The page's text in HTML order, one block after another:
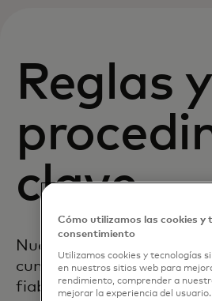
Reglas y
clave
Nuestras reglas y
cumplimiento promueven
fiable, sencillo
Cómo utilizamos las cookies y
consentimiento
Utilizamos cookies y tecnologías
en nuestros sitios web para
rendimiento, comprender a
mejorar la experiencia del